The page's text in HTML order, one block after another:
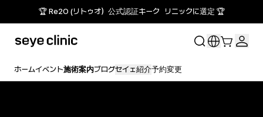
🏆 Re2O (リトゥオ）公式認証キーク リニックに選定 🏆
ホームイベント施術案内ブログセイェ紹介予約変更